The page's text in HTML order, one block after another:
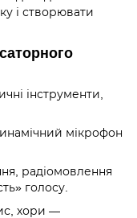
і створювати
інструменти,
мікрофон
радіомовлення
голосу.
хори —